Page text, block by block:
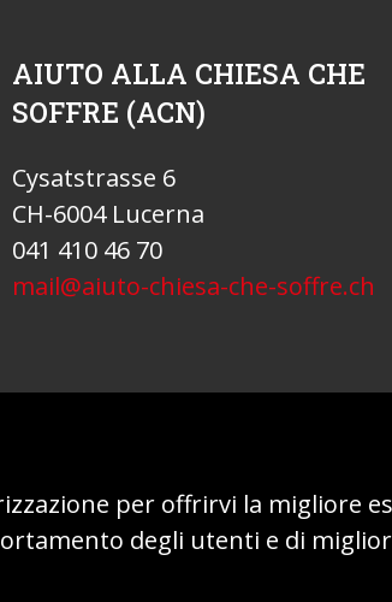
AIUTO ALLA CHIESA CHE
SOFFRE (ACN)
Cysatstrasse 6
CH-6004 Lucerna
041 410 46 70
mail@aiuto-chiesa-che-soffre.ch
per offrirvi la migliore
degli utenti e di